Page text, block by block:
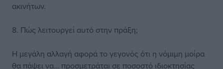
ακινήτων.
8. Πώς λειτουργεί αυτό στην πράξη;
Η μεγάλη αλλαγή αφορά το γεγονός ότι η νόμιμη μοίρα
θα πάψει να… προσμετράται σε ποσοστό ιδιοκτησίας